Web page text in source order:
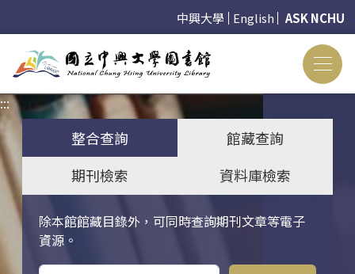
中興大學 English ASK NCHU
:::
整合查詢
館藏查詢
期刊檢索
資料庫檢索
除本館館藏目錄外，可同時查詢期刊文章等電子
資源。
關鍵字搜尋